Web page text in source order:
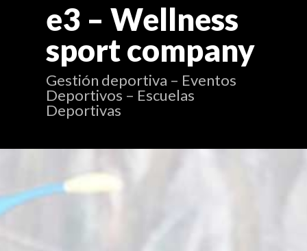
e3 – Wellness
sport company
Gestión deportiva – Eventos
Deportivos – Escuelas
Deportivas